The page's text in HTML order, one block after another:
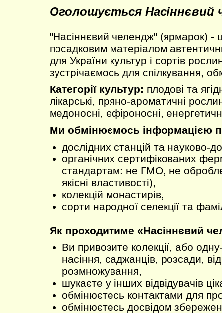
Оголошується Насіннєвий
"Насіннєвий челендж" (ярмарок) -
посадковим матеріалом
для України культур і сортів
зустрічаємось для спілкування,
Категорії культур: плодові та
лікарські, пряно-ароматичні
медоносні, ефіроносні,
Ми обмінюємось інформацією
дослідних станцій та науково-
органічних сертифікованих
стандартам: не ГМО, не
якісні властивості),
колекцій монастирів,
сорти народної селекції та
Як проходитиме «Насіннєвий
Ви привозите колекції, або
насіння, саджанців, розсади,
розмножування,
шукаєте у інших відвідувачів
обмінюєтесь контактами для
обмінюєтесь досвідом